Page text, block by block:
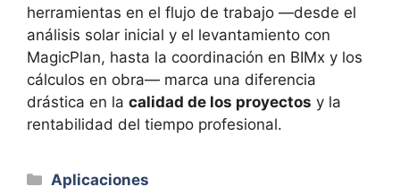
herramientas en el flujo de trabajo —desde el
análisis solar inicial y el levantamiento con
MagicPlan, hasta la coordinación en BIMx y los
cálculos en obra— marca una diferencia
drástica en la calidad de los proyectos y la
rentabilidad del tiempo profesional.
Categorías
Aplicaciones